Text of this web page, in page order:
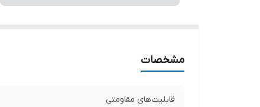
مشخصات
قابلیت‌های مقاومتی